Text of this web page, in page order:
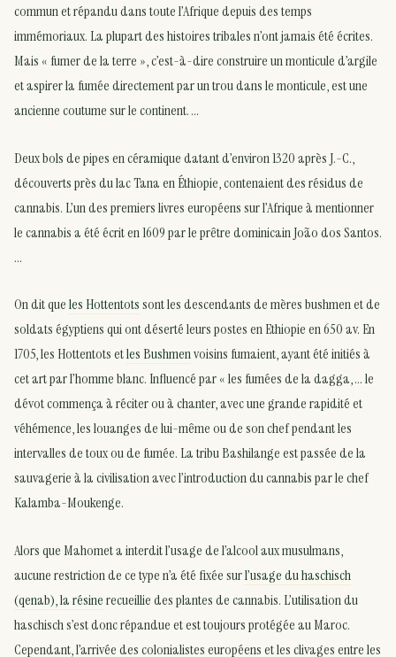
commun et répandu dans toute l’Afrique depuis des temps
immémoriaux. La plupart des histoires tribales n’ont jamais été écrites.
Mais « fumer de la terre », c’est-à-dire construire un monticule d’argile
et aspirer la fumée directement par un trou dans le monticule, est une
ancienne coutume sur le continent. …
Deux bols de pipes en céramique datant d’environ 1320 après J.-C.,
découverts près du lac Tana en Éthiopie, contenaient des résidus de
cannabis. L’un des premiers livres européens sur l’Afrique à mentionner
le cannabis a été écrit en 1609 par le prêtre dominicain João dos Santos.
…
On dit queles Hottentotssont les descendants de mères bushmen et de
soldats égyptiens qui ont déserté leurs postes en Ethiopie en 650 av. En
1705, les Hottentots etles Bushmenvoisins fumaient, ayant été initiés à
cet art par l’homme blanc. Influencé par « les fumées de la dagga, … le
dévot commença à réciter ou à chanter, avec une grande rapidité et
véhémence, les louanges de lui-même ou de son chef pendant les
intervalles de toux ou de fumée. La tribu Bashilange est passée de la
sauvagerie à la civilisation avec l’introduction du cannabis par le chef
Kalamba-Moukenge.
Alors que Mahomet a interdit l’usage de l’alcool aux musulmans,
aucune restriction de ce type n’a été fixée surl’usage du haschisch
(qenab), la résinerecueillie des plantes de cannabis. L’utilisation du
haschisch s’est donc répandue et est toujours protégée au Maroc.
Cependant, l’arrivée des colonialistes européens et les clivages entre les